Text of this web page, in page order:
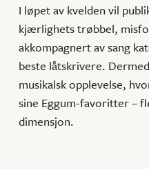
I løpet av kvelden vil
kjærlighets trøbbel,
akkompagnert av sang
beste låtskrivere.
musikalsk opplevelse,
sine Eggum-favoritter –
dimensjon.